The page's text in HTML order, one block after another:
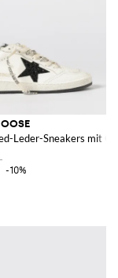
Ponyfell
Leder-Sneakers mit
-10%